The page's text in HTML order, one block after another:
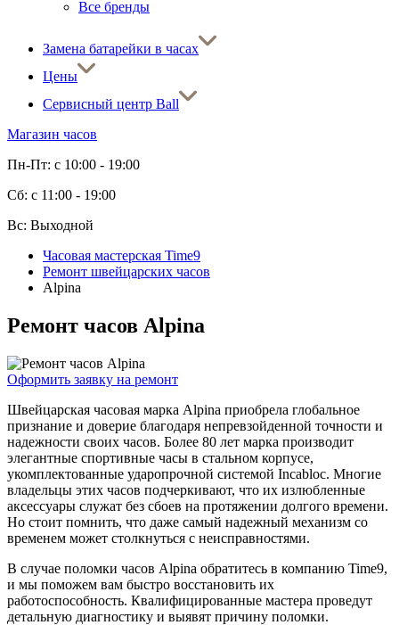
Все бренды
Замена батарейки в часах
Цены
Сервисный центр Ball
Магазин часов
Пн-Пт: с 10:00 - 19:00
Сб: с 11:00 - 19:00
Вс: Выходной
Часовая мастерская Time9
Ремонт швейцарских часов
Alpina
Ремонт часов Alpina
Оформить заявку на ремонт
Швейцарская часовая марка Alpina приобрела глобальное
признание и доверие благодаря непревзойденной точности и
надежности своих часов. Более 80 лет марка производит
элегантные спортивные часы в стальном корпусе,
укомплектованные ударопрочной системой Incabloc. Многие
владельцы этих часов подчеркивают, что их излюбленные
аксессуары служат без сбоев на протяжении долгого времени.
Но стоит помнить, что даже самый надежный механизм со
временем может столкнуться с неисправностями.
В случае поломки часов Alpina обратитесь в компанию Time9,
и мы поможем вам быстро восстановить их
работоспособность. Квалифицированные мастера проведут
детальную диагностику и выявят причину поломки.